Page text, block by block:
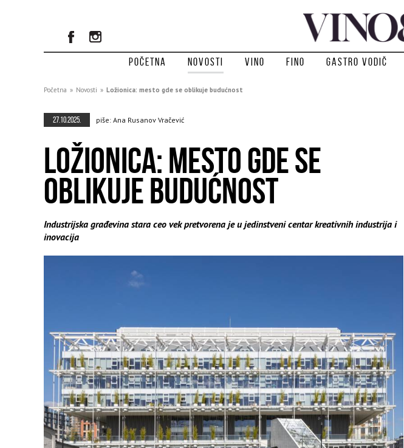
Početna Novosti Vino Fino Gastro vodič
Početna » Novosti » Ložionica: mesto gde se oblikuje budućnost
27.10.2025. piše: Ana Rusanov Vračević
LOŽIONICA: MESTO GDE SE
OBLIKUJE BUDUĆNOST
Industrijska građevina stara ceo vek pretvorena je u jedinstveni centar kreativnih industrija i
inovacija